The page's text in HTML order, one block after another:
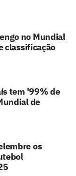
no Mundial
classificação
tem '99% de
de
os